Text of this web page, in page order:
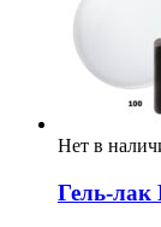
Нет в
Гель-лак